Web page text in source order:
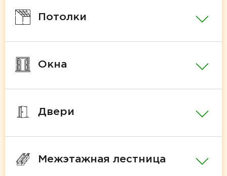
Потолки
Окна
Двери
Межэтажная лестница